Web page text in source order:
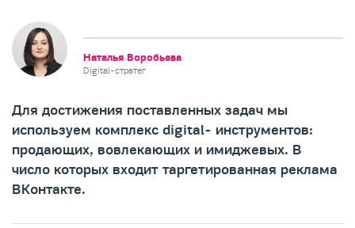
Наталья Воробьева
Digital-стратег
Для достижения поставленных задач мы
используем комплекс digital- инструментов:
продающих, вовлекающих и имиджевых. В
число которых входит таргетированная реклама
ВКонтакте.